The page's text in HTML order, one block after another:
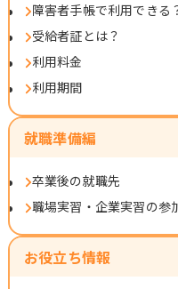
障害者手帳で利用できる
受給者証とは？
利用料金
利用期間
就職準備編
卒業後の就職先
職場実習・企業実習の参
お役立ち情報